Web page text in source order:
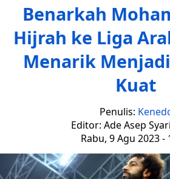
Benarkah
Hijrah ke Liga
Menarik
Kuat
Penulis:
Editor: Ade Asep
Rabu, 9 Agu 2023 -